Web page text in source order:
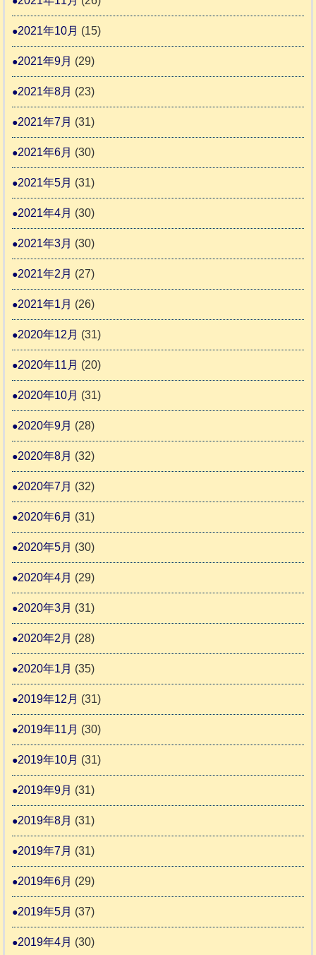
2021年10月 (15)
2021年9月 (29)
2021年8月 (23)
2021年7月 (31)
2021年6月 (30)
2021年5月 (31)
2021年4月 (30)
2021年3月 (30)
2021年2月 (27)
2021年1月 (26)
2020年12月 (31)
2020年11月 (20)
2020年10月 (31)
2020年9月 (28)
2020年8月 (32)
2020年7月 (32)
2020年6月 (31)
2020年5月 (30)
2020年4月 (29)
2020年3月 (31)
2020年2月 (28)
2020年1月 (35)
2019年12月 (31)
2019年11月 (30)
2019年10月 (31)
2019年9月 (31)
2019年8月 (31)
2019年7月 (31)
2019年6月 (29)
2019年5月 (37)
2019年4月 (30)